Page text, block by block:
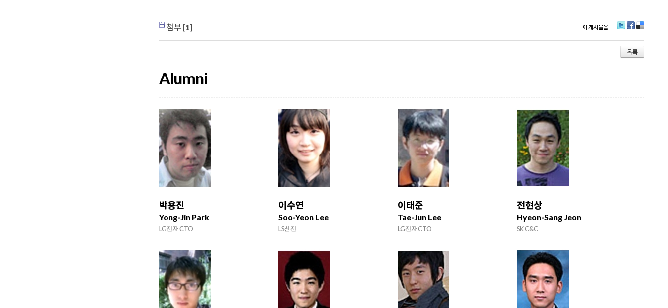
첨부 [1] 이 게시물을
wi
tt
er
ac
e
b
eli
ci
o
목록
Alumni
박용진
Yong-Jin Park
LG전자 CTO
이수연
Soo-Yeon Lee
LS산전
이태준
Tae-Jun Lee
LG전자 CTO
전현상
Hyeon-Sang Jeon
SK C&C